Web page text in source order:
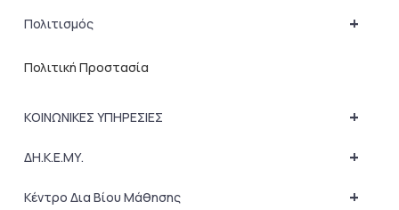
+
Πολιτισμός
Πολιτική Προστασία
+
ΚΟΙΝΩΝΙΚΕΣ ΥΠΗΡΕΣΙΕΣ
+
ΔΗ.Κ.Ε.ΜΥ.
+
Κέντρο Δια Βίου Μάθησης